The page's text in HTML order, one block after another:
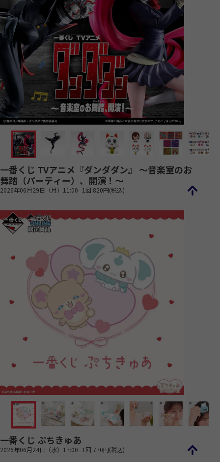
一番くじ TVアニメ『ダンダダン』 ～音楽室のお
舞踏（パーティー）、開演！～
2026年06月29日（月）11:00 1回 820円(税込)
一番くじ ぷちきゅあ
2026年06月24日（水）17:00 1回 770円(税込)